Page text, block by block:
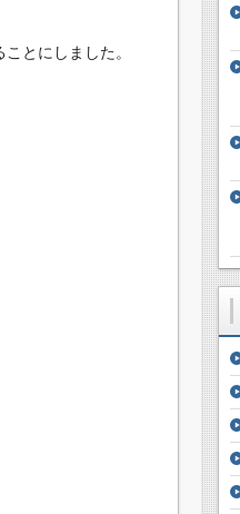
とにしました。